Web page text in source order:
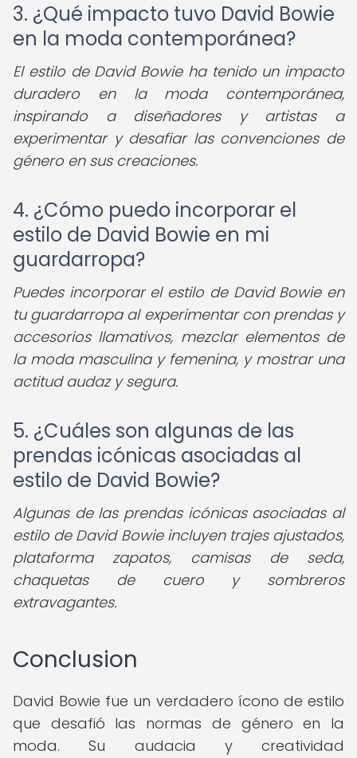
3. ¿Qué impacto tuvo David Bowie
en la moda contemporánea?
El estilo de David Bowie ha tenido un impacto
duradero en la moda contemporánea,
inspirando a diseñadores y artistas a
experimentar y desafiar las convenciones de
género en sus creaciones.
4. ¿Cómo puedo incorporar el
estilo de David Bowie en mi
guardarropa?
Puedes incorporar el estilo de David Bowie en
tu guardarropa al experimentar con prendas y
accesorios llamativos, mezclar elementos de
la moda masculina y femenina, y mostrar una
actitud audaz y segura.
5. ¿Cuáles son algunas de las
prendas icónicas asociadas al
estilo de David Bowie?
Algunas de las prendas icónicas asociadas al
estilo de David Bowie incluyen trajes ajustados,
plataforma zapatos, camisas de seda,
chaquetas de cuero y sombreros
extravagantes.
Conclusion
David Bowie fue un verdadero ícono de estilo
que desafió las normas de género en la
moda. Su audacia y creatividad